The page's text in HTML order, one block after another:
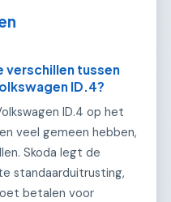
verschillen tussen
ID.4?
ID.4 op het
veel gemeen hebben,
Skoda legt de
standaarduitrusting,
betalen voor